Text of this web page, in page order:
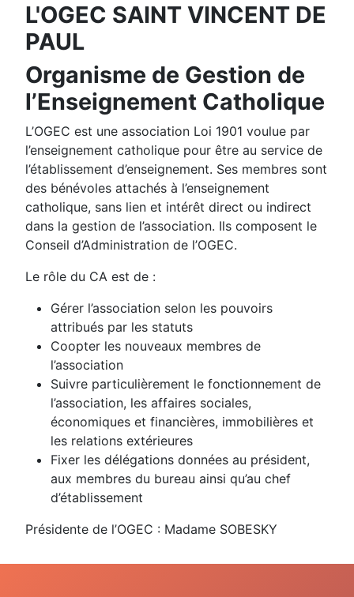
L'OGEC SAINT VINCENT DE
PAUL
Organisme de Gestion de
l’Enseignement Catholique
L’OGEC est une association Loi 1901 voulue par
l’enseignement catholique pour être au service de
l’établissement d’enseignement. Ses membres sont
des bénévoles attachés à l’enseignement
catholique, sans lien et intérêt direct ou indirect
dans la gestion de l’association. Ils composent le
Conseil d’Administration de l’OGEC.
Le rôle du CA est de :
Gérer l’association selon les pouvoirs
attribués par les statuts
Coopter les nouveaux membres de
l’association
Suivre particulièrement le fonctionnement de
l’association, les affaires sociales,
économiques et financières, immobilières et
les relations extérieures
Fixer les délégations données au président,
aux membres du bureau ainsi qu’au chef
d’établissement
Présidente de l’OGEC : Madame SOBESKY